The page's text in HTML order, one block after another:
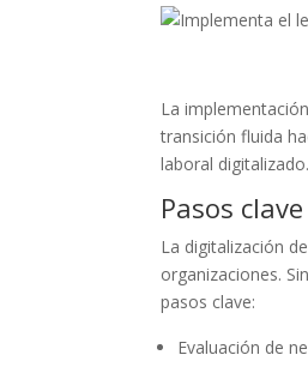
La
transición fluida
laboral digitalizado.
Pasos
La digitalización
organizaciones.
pasos clave:
Evaluación de